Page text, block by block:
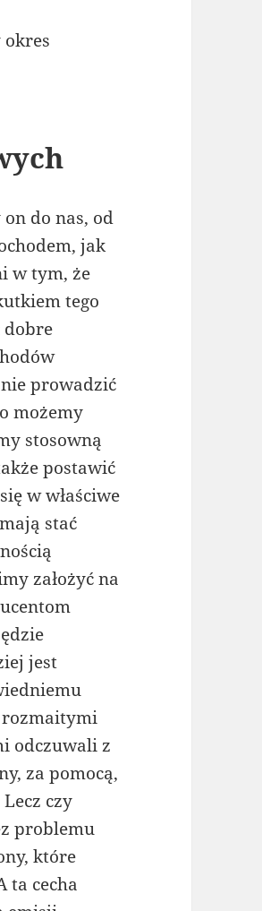
do nas, od
jak
w tym, że
tego
dobre
prowadzić
możemy
stosowną
postawić
w właściwe
stać
założyć na
jest
rozmaitymi
odczuwali z
za pomocą,
czy
problemu
które
ta cecha